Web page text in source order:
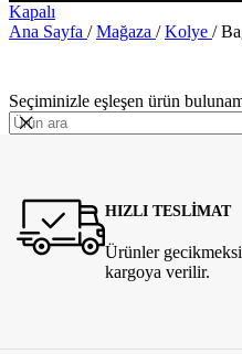
Kapalı
Ana Sayfa / Mağaza / Kolye /
Seçiminizle eşleşen ürün
HIZLI TESLİMAT
Ürünler
kargoya verilir.